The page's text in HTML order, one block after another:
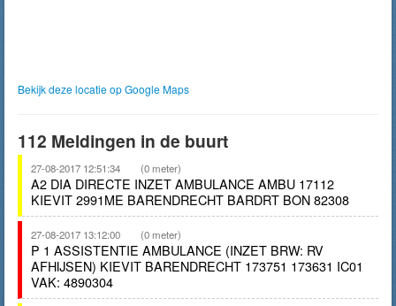
Bekijk deze locatie op Google Maps
112 Meldingen in de buurt
27-08-2017 12:51:34 (0 meter)
A2 DIA DIRECTE INZET AMBULANCE AMBU 17112
KIEVIT 2991ME BARENDRECHT BARDRT BON 82308
27-08-2017 13:12:00 (0 meter)
P 1 ASSISTENTIE AMBULANCE (INZET BRW: RV
AFHIJSEN) KIEVIT BARENDRECHT 173751 173631 IC01
VAK: 4890304